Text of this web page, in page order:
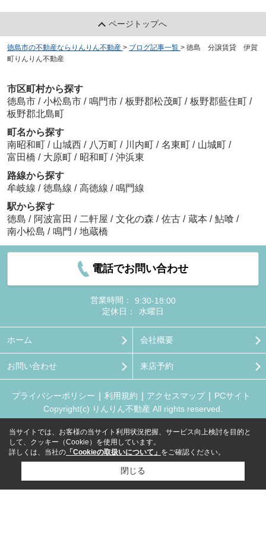
ページトップへ
徳島市の不動産ならりんりん不動産 > ブログ記事一覧 > 徳島 分譲賃貸 伊賀
町りんりん不動産
市区町村から探す
徳島市 / 小松島市 / 鳴門市 / 板野郡松茂町 / 板野郡藍住町 /
板野郡北島町
町名から探す
南昭和町 / 山城西 / 八万町 / 川内町 / 名東町 / 山城町 /
富田橋 / 大原町 / 昭和町 / 沖浜東
路線から探す
牟岐線 / 徳島線 / 高徳線 / 鳴門線
駅から探す
徳島 / 阿波富田 / 二軒屋 / 文化の森 / 佐古 / 蔵本 / 鮎喰 /
南小松島 / 鳴門 / 地蔵橋
電話でお問い合わせ
営業時間：
9:30-18:00
定休日：
水曜日
ホーム 会社概要
お問い合わせ 来店予約
プライバシーポリシー 利用規約 アクセスマップ
PCサイト
Copyright(c) りんりん不動産 All rights reserved.
当サイトでは、お客様の当サイト利用状況把握、サービス向上検討を目的と
して、クッキー（Cookie）を使用しています。
詳しくは、当社の 「Cookieの取扱いについて」 をご確認ください。
閉じる